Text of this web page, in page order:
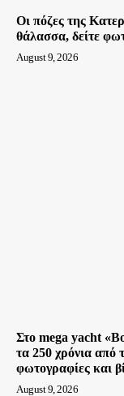
Οι πόζες της
θάλασσα, δείτε
August 9, 2026
Στο mega yacht
τα 250 χρόνια από
φωτογραφίες και
August 9, 2026